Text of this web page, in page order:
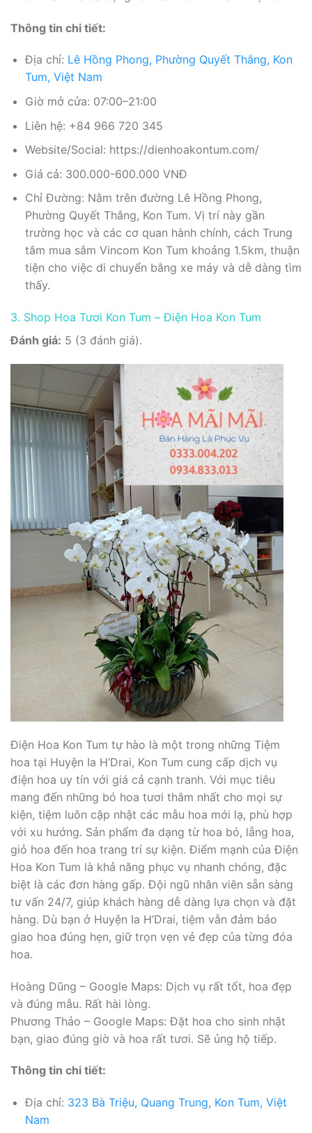
Thông tin chi tiết:
Địa chỉ: Lê Hồng Phong, Phường Quyết Thắng, Kon
Tum, Việt Nam
Giờ mở cửa: 07:00–21:00
Liên hệ: +84 966 720 345
Website/Social: https://dienhoakontum.com/
Giá cả: 300.000-600.000 VNĐ
Chỉ Đường: Nằm trên đường Lê Hồng Phong,
Phường Quyết Thắng, Kon Tum. Vị trí này gần
trường học và các cơ quan hành chính, cách Trung
tâm mua sắm Vincom Kon Tum khoảng 1.5km, thuận
tiện cho việc di chuyển bằng xe máy và dễ dàng tìm
thấy.
3. Shop Hoa Tươi Kon Tum – Điện Hoa Kon Tum
Đánh giá: 5 (3 đánh giá).
Điện Hoa Kon Tum tự hào là một trong những Tiệm
hoa tại Huyện Ia H’Drai, Kon Tum cung cấp dịch vụ
điện hoa uy tín với giá cả cạnh tranh. Với mục tiêu
mang đến những bó hoa tươi thắm nhất cho mọi sự
kiện, tiệm luôn cập nhật các mẫu hoa mới lạ, phù hợp
với xu hướng. Sản phẩm đa dạng từ hoa bó, lẵng hoa,
giỏ hoa đến hoa trang trí sự kiện. Điểm mạnh của Điện
Hoa Kon Tum là khả năng phục vụ nhanh chóng, đặc
biệt là các đơn hàng gấp. Đội ngũ nhân viên sẵn sàng
tư vấn 24/7, giúp khách hàng dễ dàng lựa chọn và đặt
hàng. Dù bạn ở Huyện Ia H’Drai, tiệm vẫn đảm bảo
giao hoa đúng hẹn, giữ trọn vẹn vẻ đẹp của từng đóa
hoa.
Hoàng Dũng – Google Maps: Dịch vụ rất tốt, hoa đẹp
và đúng mẫu. Rất hài lòng.
Phương Thảo – Google Maps: Đặt hoa cho sinh nhật
bạn, giao đúng giờ và hoa rất tươi. Sẽ ủng hộ tiếp.
Thông tin chi tiết:
Địa chỉ: 323 Bà Triệu, Quang Trung, Kon Tum, Việt
Nam